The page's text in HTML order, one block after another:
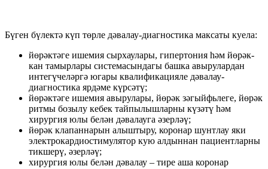
Бүген бүлектә күп төрле дәвалау-диагностика максаты куела:
йөрәктәге ишемия сырхаулары, гипертония һәм йөрәк-
кан тамырлары системасындагы башка авырулардан
интегүчеләргә югары квалификацияле дәвалау-
диагностика ярдәме күрсәтү;
йөрәктәге ишемия авырулары, йөрәк зәгыйфьлеге, йөрәк
ритмы бозылу кебек тайпылышларны күзәтү һәм
хирургия юлы белән дәвалауга әзерләү;
йөрәк клапаннарын алыштыру, коронар шунтлау яки
электрокардиостимулятор кую алдыннан пациентларны
тикшерү, әзерләү;
хирургия юлы белән дәвалау – тире аша коронар